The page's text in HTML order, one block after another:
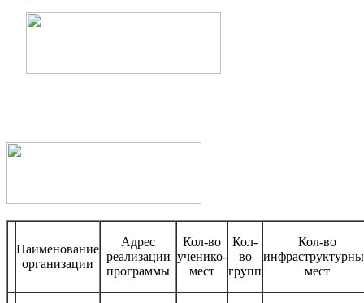
Наименование
организации
Адрес
реализации
программы
Кол-во
ученико-
мест
Кол-
во
групп
Кол-во
мест